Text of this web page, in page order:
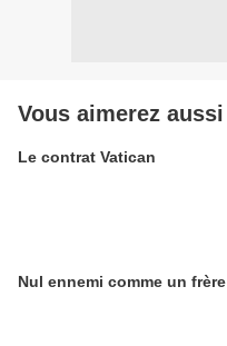
Vous aimerez aussi
Le contrat Vatican
Nul ennemi comme un frère